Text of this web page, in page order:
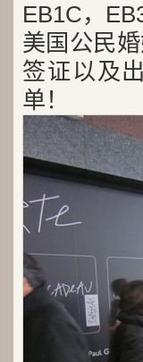
EB1C，
美国公民
签证以及
单！